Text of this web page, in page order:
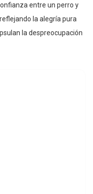
entre un perro y
la alegría pura
la despreocupación